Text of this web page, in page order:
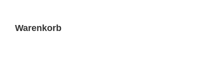
Warenkorb